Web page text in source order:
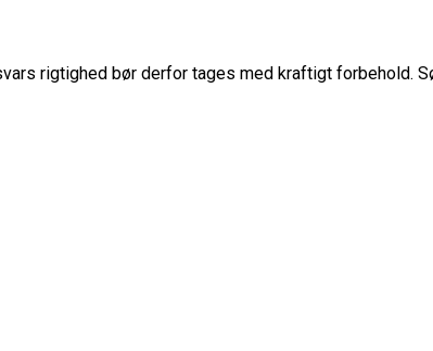
rigtighed bør derfor tages med kraftigt forbehold.